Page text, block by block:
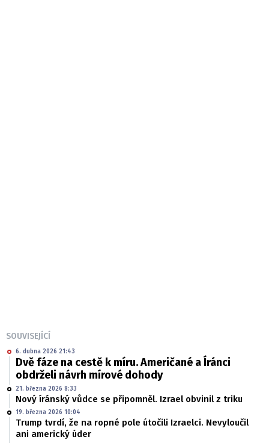
SOUVISEJÍCÍ
6. dubna 2026 21:43
Dvě fáze na cestě k míru. Američané a Íránci
obdrželi návrh mírové dohody
21. března 2026 8:33
Nový íránský vůdce se připomněl. Izrael obvinil z triku
19. března 2026 10:04
Trump tvrdí, že na ropné pole útočili Izraelci. Nevyloučil
ani americký úder